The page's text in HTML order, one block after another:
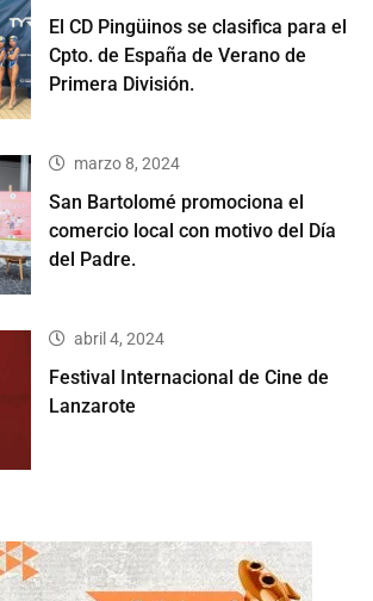
El CD Pingüinos se clasifica para el
Cpto. de España de Verano de
Primera División.
marzo 8, 2024
San Bartolomé promociona el
comercio local con motivo del Día
del Padre.
abril 4, 2024
Festival Internacional de Cine de
Lanzarote